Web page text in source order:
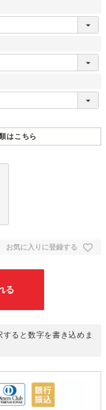
はこちら
お気に入りに登録する
る
ると数字を書き込めま